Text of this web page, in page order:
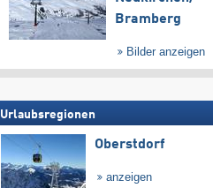
Bramberg
Bilder anzeigen
Urlaubsregionen
Oberstdorf
anzeigen